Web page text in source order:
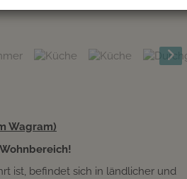
Wagram)
ist, befindet sich in ländlicher und